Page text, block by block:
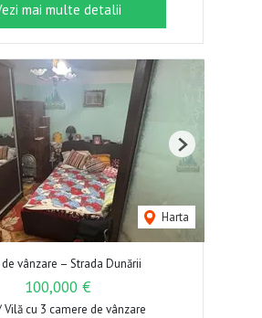
mai multe detalii
Harta
Next
de vânzare – Strada Dunării
100,000 €
Vilă cu 3 camere de vânzare